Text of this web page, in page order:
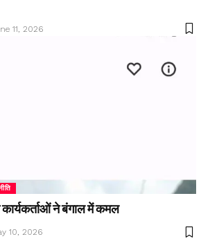
11, 2026
ने बंगाल में कमल
10, 2026